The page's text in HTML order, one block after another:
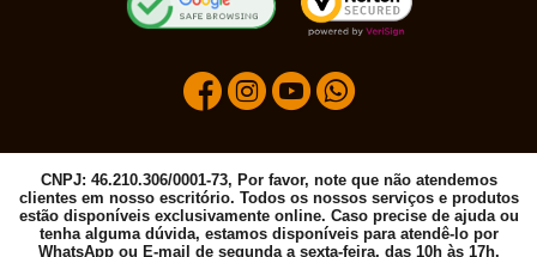
CNPJ: 46.210.306/0001-73, Por favor, note que não atendemos
clientes em nosso escritório. Todos os nossos serviços e produtos
estão disponíveis exclusivamente online. Caso precise de ajuda ou
tenha alguma dúvida, estamos disponíveis para atendê-lo por
WhatsApp ou E-mail de segunda a sexta-feira, das 10h às 17h.